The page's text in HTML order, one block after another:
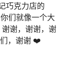
巧克力店的
们就像一个大
谢，谢谢，谢
，谢谢 ❤️